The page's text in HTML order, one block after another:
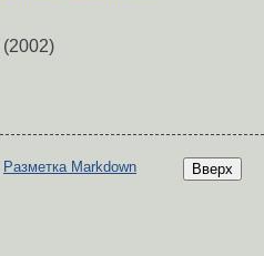
(2002)
Вверх
Разметка Markdown